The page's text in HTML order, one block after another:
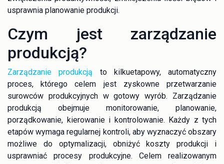
usprawnia planowanie produkcji.
Czym jest zarządzanie
produkcją?
Zarządzanie produkcją to kilkuetapowy, automatyczny
proces, którego celem jest zyskowne przetwarzanie
surowców produkcyjnych w gotowy wyrób. Zarządzanie
produkcją obejmuje monitorowanie, planowanie,
porządkowanie, kierowanie i kontrolowanie. Każdy z tych
etapów wymaga regularnej kontroli, aby wyznaczyć obszary
możliwe do optymalizacji, obniżyć koszty produkcji i
usprawniać procesy produkcyjne. Celem realizowanym